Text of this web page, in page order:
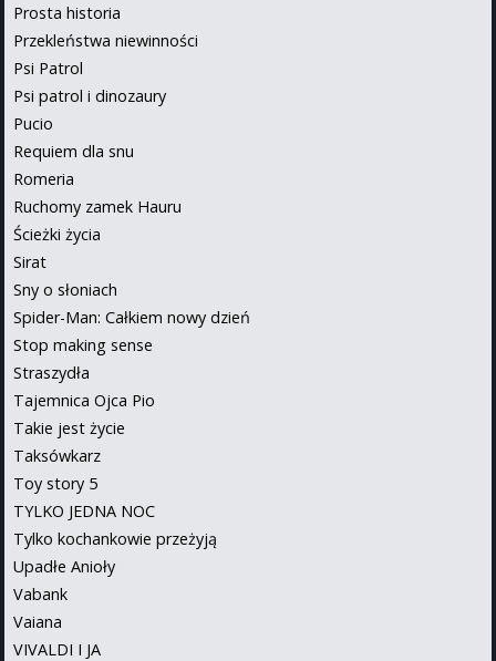
Prosta historia
Przekleństwa niewinności
Psi Patrol
Psi patrol i dinozaury
Pucio
Requiem dla snu
Romeria
Ruchomy zamek Hauru
Ścieżki życia
Sirat
Sny o słoniach
Spider-Man: Całkiem nowy dzień
Stop making sense
Straszydła
Tajemnica Ojca Pio
Takie jest życie
Taksówkarz
Toy story 5
TYLKO JEDNA NOC
Tylko kochankowie przeżyją
Upadłe Anioły
Vabank
Vaiana
VIVALDI I JA